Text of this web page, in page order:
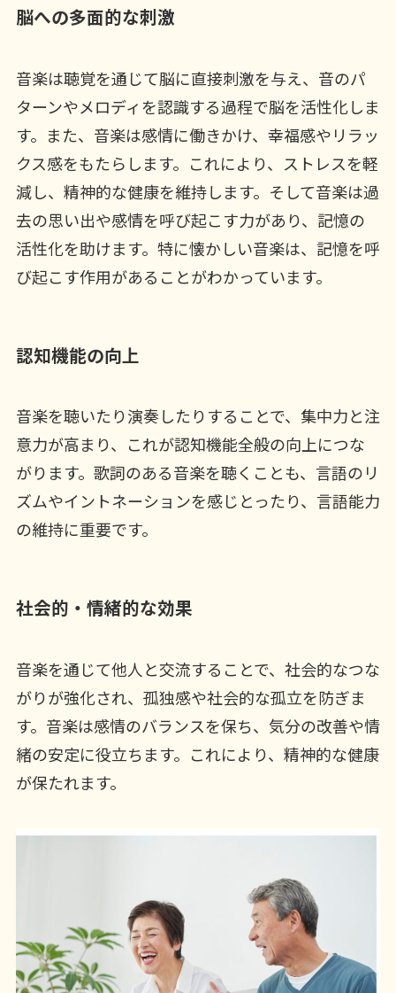
脳への多面的な刺激
音楽は聴覚を通じて脳に直接刺激を与え、音のパ
ターンやメロディを認識する過程で脳を活性化しま
す。また、音楽は感情に働きかけ、幸福感やリラッ
クス感をもたらします。これにより、ストレスを軽
減し、精神的な健康を維持します。そして音楽は過
去の思い出や感情を呼び起こす力があり、記憶の
活性化を助けます。特に懐かしい音楽は、記憶を呼
び起こす作用があることがわかっています。
認知機能の向上
音楽を聴いたり演奏したりすることで、集中力と注
意力が高まり、これが認知機能全般の向上につな
がります。歌詞のある音楽を聴くことも、言語のリ
ズムやイントネーションを感じとったり、言語能力
の維持に重要です。
社会的・情緒的な効果
音楽を通じて他人と交流することで、社会的なつな
がりが強化され、孤独感や社会的な孤立を防ぎま
す。音楽は感情のバランスを保ち、気分の改善や情
緒の安定に役立ちます。これにより、精神的な健康
が保たれます。